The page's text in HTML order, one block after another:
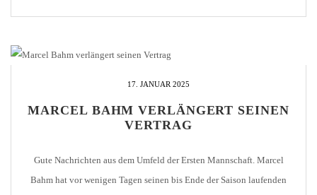
17. JANUAR 2025
MARCEL BAHM VERLÄNGERT SEINEN
VERTRAG
Gute Nachrichten aus dem Umfeld der Ersten Mannschaft. Marcel
Bahm hat vor wenigen Tagen seinen bis Ende der Saison laufenden